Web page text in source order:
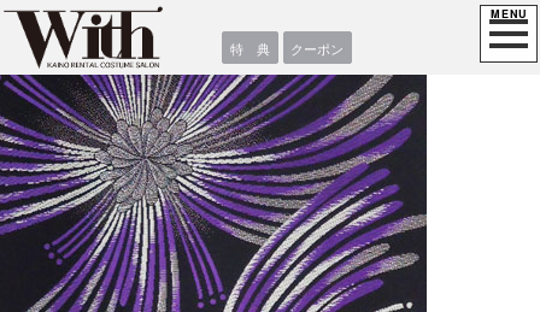
特 典 クーポン